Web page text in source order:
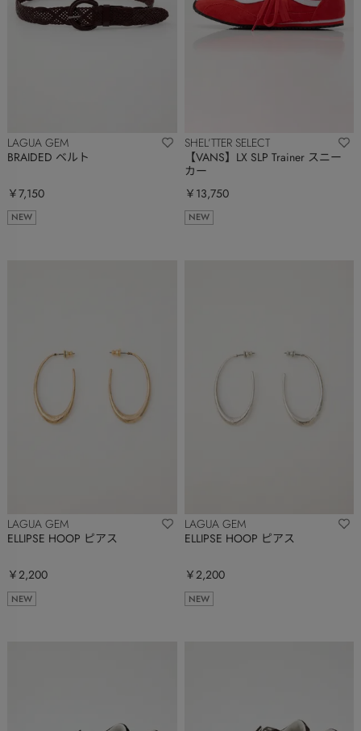
LAGUA GEM
BRAIDED ベルト
￥7,150
NEW
SHEL’TTER SELECT
【VANS】LX SLP Trainer スニー
カー
￥13,750
NEW
LAGUA GEM
ELLIPSE HOOP ピアス
￥2,200
NEW
LAGUA GEM
ELLIPSE HOOP ピアス
￥2,200
NEW